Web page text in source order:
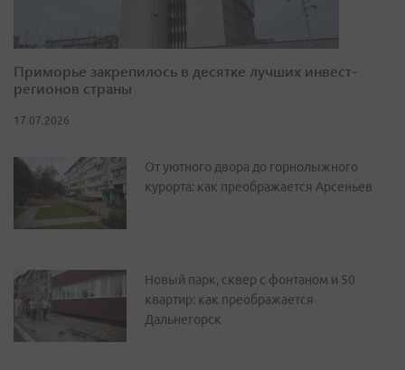
Приморье закрепилось в десятке лучших инвест-
регионов страны
17.07.2026
От уютного двора до горнолыжного
курорта: как преображается Арсеньев
Новый парк, сквер с фонтаном и 50
квартир: как преображается
Дальнегорск